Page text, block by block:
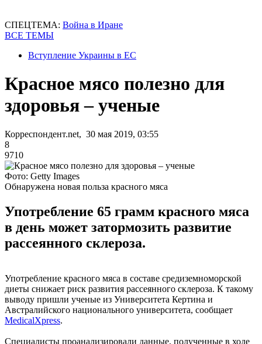
СПЕЦТЕМА: Война в Иране
ВСЕ ТЕМЫ
Вступление Украины в ЕС
Красное мясо полезно для
здоровья – ученые
Корреспондент.net, 30 мая 2019, 03:55
8
9710
Фото: Getty Images
Обнаружена новая польза красного мяса
Употребление 65 грамм красного мяса
в день может затормозить развитие
рассеянного склероза.
Употребление красного мяса в составе средиземноморской
диеты снижает риск развития рассеянного склероза. К такому
выводу пришли ученые из Университета Кертина и
Австралийского национального университета, сообщает
MedicalXpress.
Специалисты проанализировали данные, полученные в ходе